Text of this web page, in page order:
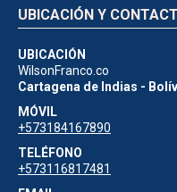
UBICACIÓN Y
UBICACIÓN
WilsonFranco.co
Cartagena de Indias -
MÓVIL
+573184167890
TELÉFONO
+573116817481